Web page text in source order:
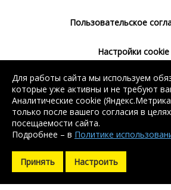
Пользовательское
Настройки cookie
Согласие на
Яндекс.Метрика
Без регистрации доступен поиск
и уголка. Остальные контакты
Без регистрации доступен поиск
Для работы сайта мы используем
которые уже активны и не требуют
Аналитические cookie
только после вашего согласия в
посещаемости сайта.
Подробнее – в Политике
Принять Настроить